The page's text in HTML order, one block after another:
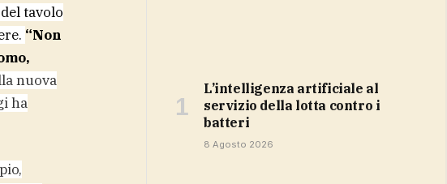
tavolo
“Non
nuova
ha
L’intelligenza artificiale al
servizio della lotta contro i
batteri
8 Agosto 2026